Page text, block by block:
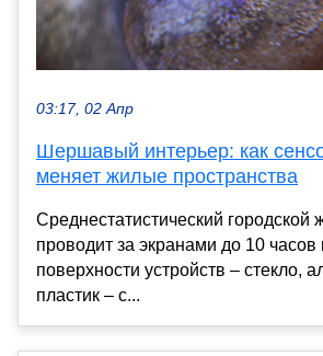
03:17, 02 Апр
Шершавый интерьер: как
меняет жилые пространства
Среднестатистический городской
проводит за экранами до 10 часов
поверхности устройств – стекло,
пластик – с...